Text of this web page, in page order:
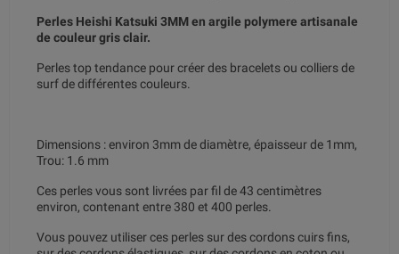
Perles Heishi Katsuki 3MM en argile polymere artisanale
de couleur gris clair.
Perles top tendance pour créer des bracelets ou colliers de
surf de différentes couleurs.
Dimensions : environ 3mm de diamètre, épaisseur de 1mm,
Trou: 1.6 mm
Ces perles vous sont livrées par fil de 43 centimètres
environ, contenant entre 380 et 400 perles.
Vous pouvez utiliser ces perles sur des cordons cuirs fins,